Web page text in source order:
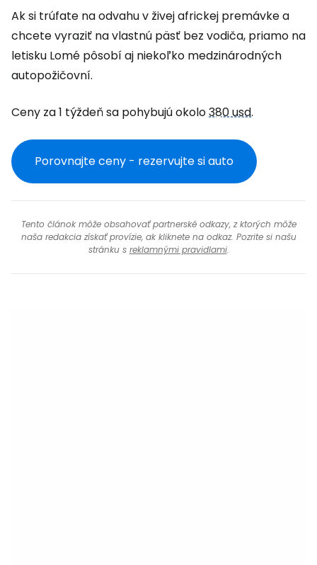
Ak si trúfate na odvahu v živej africkej premávke a
chcete vyraziť na vlastnú päsť bez vodiča, priamo na
letisku Lomé pôsobí aj niekoľko medzinárodných
autopožičovní.
Ceny za 1 týždeň sa pohybujú okolo380 usd.
Porovnajte ceny - rezervujte si auto
Tento článok môže obsahovať partnerské odkazy, z ktorých môže
naša redakcia získať provízie, ak kliknete na odkaz. Pozrite si našu
stránku s reklamnými pravidlami.